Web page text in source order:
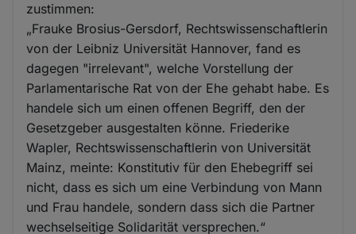
zustimmen:
„Frauke Brosius-Gersdorf, Rechtswissenschaftlerin
von der Leibniz Universität Hannover, fand es
dagegen "irrelevant", welche Vorstellung der
Parlamentarische Rat von der Ehe gehabt habe. Es
handele sich um einen offenen Begriff, den der
Gesetzgeber ausgestalten könne. Friederike
Wapler, Rechtswissenschaftlerin von Universität
Mainz, meinte: Konstitutiv für den Ehebegriff sei
nicht, dass es sich um eine Verbindung von Mann
und Frau handele, sondern dass sich die Partner
wechselseitige Solidarität versprechen.“